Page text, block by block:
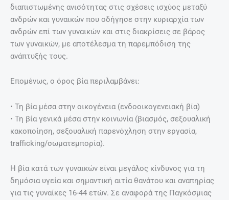
διαπιστωμένης ανισότητας στις σχέσεις ισχύος μεταξύ
ανδρών και γυναικών που οδήγησε στην κυριαρχία των
ανδρών επί των γυναικών και στις διακρίσεις σε βάρος
των γυναικών, με αποτέλεσμα τη παρεμπόδιση της
ανάπτυξής τους.
Επομένως, ο όρος βία περιλαμβάνει:
• Τη βία μέσα στην οικογένεια (ενδοοικογενειακή βία)
• Τη βία γενικά μέσα στην κοινωνία (βιασμός, σεξουαλική
κακοποίηση, σεξουαλική παρενόχληση στην εργασία,
trafficking/σωματεμπορία).
H βία κατά των γυναικών είναι μεγάλος κίνδυνος για τη
δημόσια υγεία και σημαντική αιτία θανάτου και αναπηρίας
για τις γυναίκες 16-44 ετών. Σε αναφορά της Παγκόσμιας